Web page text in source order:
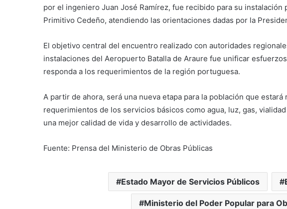
por el ingeniero Juan José Ramírez, fue recibido para su
Primitivo Cedeño, atendiendo las orientaciones dadas por la
El objetivo central del encuentro realizado con autoridades
instalaciones del Aeropuerto Batalla de Araure fue unificar
responda a los requerimientos de la región portuguesa.
A partir de ahora, será una nueva etapa para la población que
requerimientos de los servicios básicos como agua, luz, gas,
una mejor calidad de vida y desarrollo de actividades.
Fuente: Prensa del Ministerio de Obras Públicas
Estado Mayor de Servicios Públicos
Ministerio del Poder Popular para